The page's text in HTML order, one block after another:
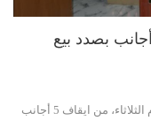
صفاقس: من بينهم امرأة .. ايقاف 5 أجانب بصدد بيع
تمكنت فرقة الشرطة العدلية بصفاقس، صباح اليوم الثلاثاء، من ايقاف 5 أجانب